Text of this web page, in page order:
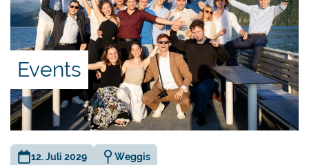
Events
12. Juli 2029 Weggis